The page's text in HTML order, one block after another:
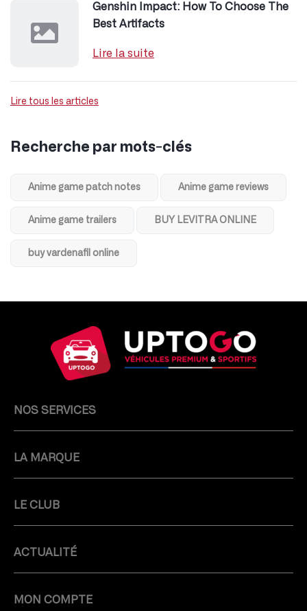
Genshin Impact: How To Choose The
Best Artifacts
Lire la suite
Lire tous les articles
Recherche par mots-clés
Anime game patch notes Anime game reviews
Anime game trailers BUY LEVITRA ONLINE
buy vardenafil online
NOS SERVICES
LA MARQUE
LE CLUB
ACTUALITÉ
MON COMPTE